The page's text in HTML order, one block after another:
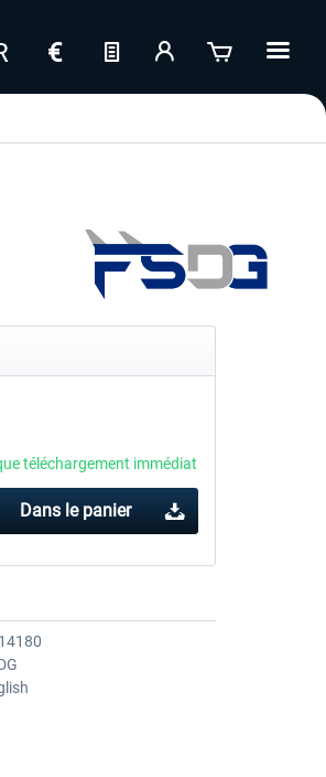
téléchargement immédiat
Dans le panier